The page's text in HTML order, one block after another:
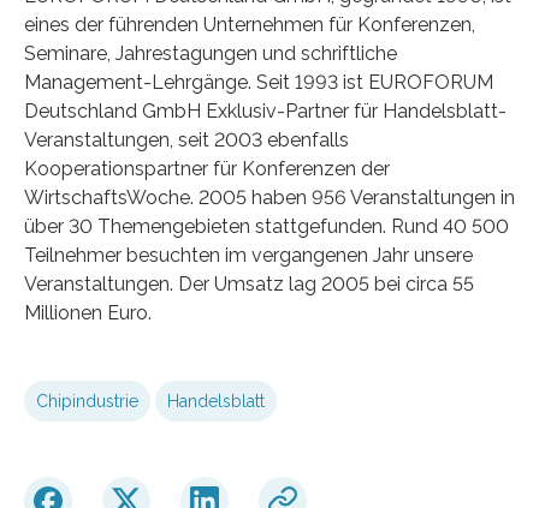
eines der führenden Unternehmen für Konferenzen,
Seminare, Jahrestagungen und schriftliche
Management-Lehrgänge. Seit 1993 ist EUROFORUM
Deutschland GmbH Exklusiv-Partner für Handelsblatt-
Veranstaltungen, seit 2003 ebenfalls
Kooperationspartner für Konferenzen der
WirtschaftsWoche. 2005 haben 956 Veranstaltungen in
über 30 Themengebieten stattgefunden. Rund 40 500
Teilnehmer besuchten im vergangenen Jahr unsere
Veranstaltungen. Der Umsatz lag 2005 bei circa 55
Millionen Euro.
Chipindustrie Handelsblatt